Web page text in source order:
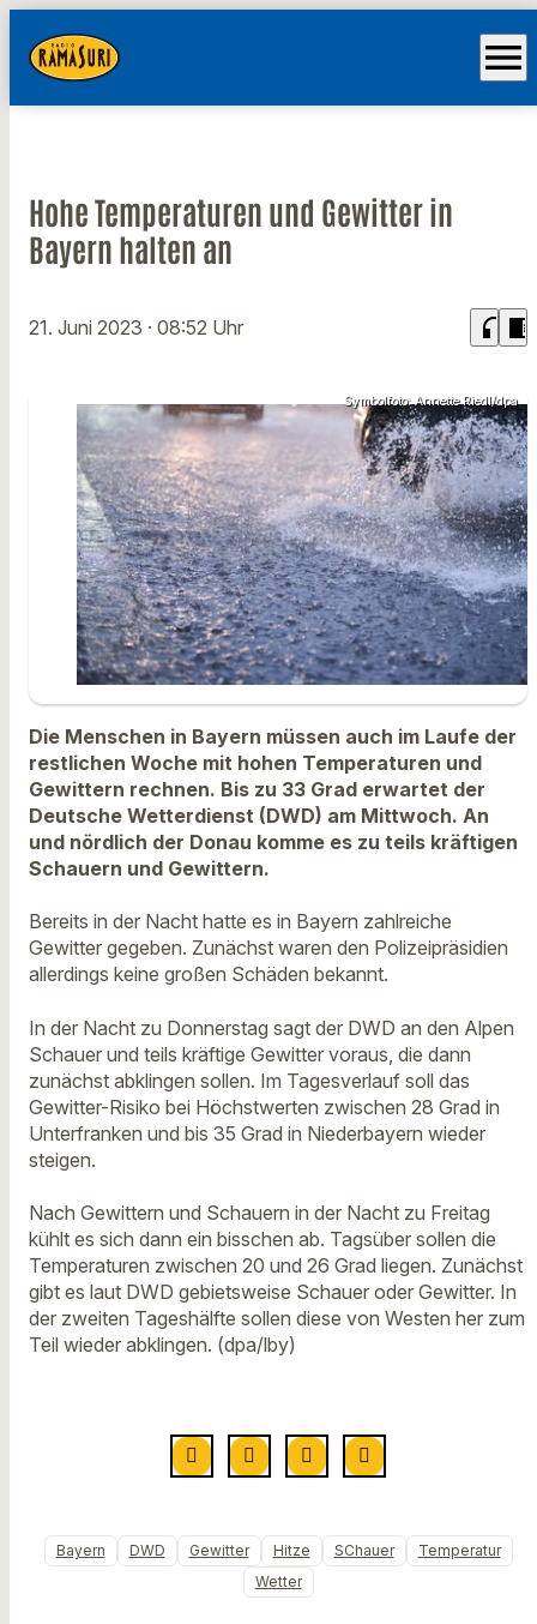
menu
Hohe Temperaturen und Gewitter in
Bayern halten an
21. Juni 2023 · 08:52 Uhr headphones chrome_reader_mode
Symbolfoto: Annette Riedl/dpa
Die Menschen in Bayern müssen auch im Laufe der
restlichen Woche mit hohen Temperaturen und
Gewittern rechnen. Bis zu 33 Grad erwartet der
Deutsche Wetterdienst (DWD) am Mittwoch. An
und nördlich der Donau komme es zu teils kräftigen
Schauern und Gewittern.
Bereits in der Nacht hatte es in Bayern zahlreiche
Gewitter gegeben. Zunächst waren den Polizeipräsidien
allerdings keine großen Schäden bekannt.
In der Nacht zu Donnerstag sagt der DWD an den Alpen
Schauer und teils kräftige Gewitter voraus, die dann
zunächst abklingen sollen. Im Tagesverlauf soll das
Gewitter-Risiko bei Höchstwerten zwischen 28 Grad in
Unterfranken und bis 35 Grad in Niederbayern wieder
steigen.
Nach Gewittern und Schauern in der Nacht zu Freitag
kühlt es sich dann ein bisschen ab. Tagsüber sollen die
Temperaturen zwischen 20 und 26 Grad liegen. Zunächst
gibt es laut DWD gebietsweise Schauer oder Gewitter. In
der zweiten Tageshälfte sollen diese von Westen her zum
Teil wieder abklingen. (dpa/lby)
Bayern DWD Gewitter Hitze SChauer
Temperatur
Wetter